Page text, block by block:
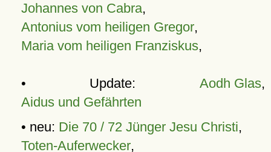
Johannes von Cabra,
Antonius vom heiligen Gregor,
Maria vom heiligen Franziskus,
• Update: Aodh Glas,
Aidus und Gefährten
• neu: Die 70 / 72 Jünger Jesu Christi,
Toten-Auferwecker,